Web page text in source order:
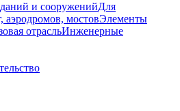
и сооруженийДля
аэродромов, мостовЭлементы
отрасльИнженерные